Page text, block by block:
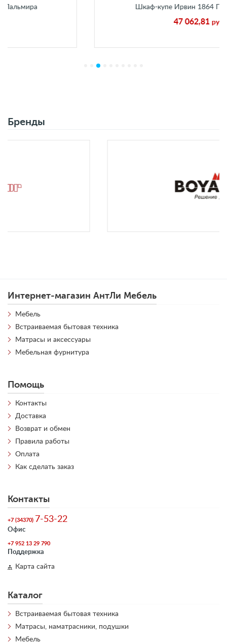
Шкаф-купе Ирвин 1864 ГГГ
47 062,81 руб.
Бренды
Интернет-магазин АнтЛи Мебель
Мебель
Встраиваемая бытовая техника
Матрасы и аксессуары
Мебельная фурнитура
Помощь
Контакты
Доставка
Возврат и обмен
Правила работы
Оплата
Как сделать заказ
Контакты
+7 (34370) 7-53-22
Офис
+7 952 13 29 790
Поддержка
Карта сайта
Каталог
Встраиваемая бытовая техника
Матрасы, наматрасники, подушки
Мебель